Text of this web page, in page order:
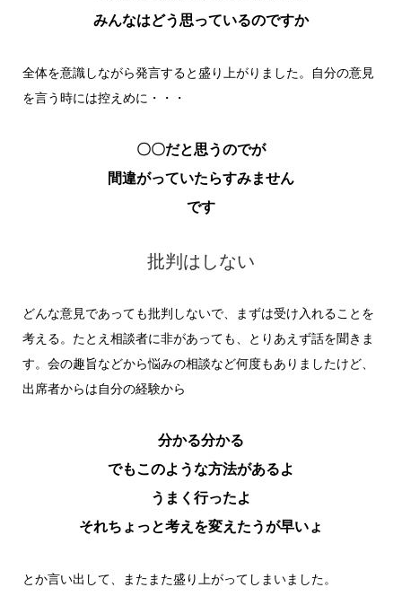
みんなはどう思っているのですか
全体を意識しながら発言すると盛り上がりました。自分の意見
を言う時には控えめに・・・
〇〇だと思うのでが
間違がっていたらすみません
です
批判はしない
どんな意見であっても批判しないで、まずは受け入れることを
考える。たとえ相談者に非があっても、とりあえず話を聞きま
す。会の趣旨などから悩みの相談など何度もありましたけど、
出席者からは自分の経験から
分かる分かる
でもこのような方法があるよ
うまく行ったよ
それちょっと考えを変えたうが早いょ
とか言い出して、またまた盛り上がってしまいました。